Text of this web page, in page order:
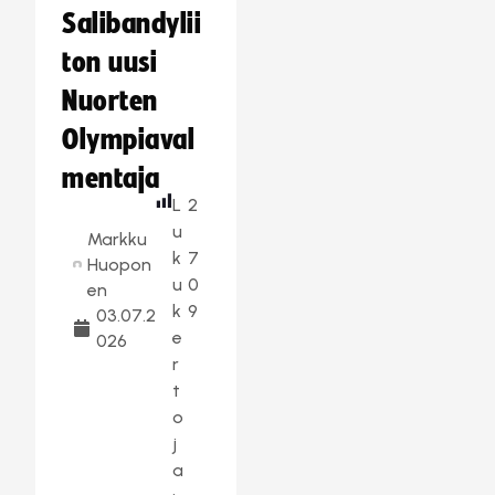
Salibandylii
ton uusi
Nuorten
Olympiaval
mentaja
Markku
Huopon
en
03.07.2
026
L
u
k
u
k
e
r
t
o
j
a
2
7
0
9